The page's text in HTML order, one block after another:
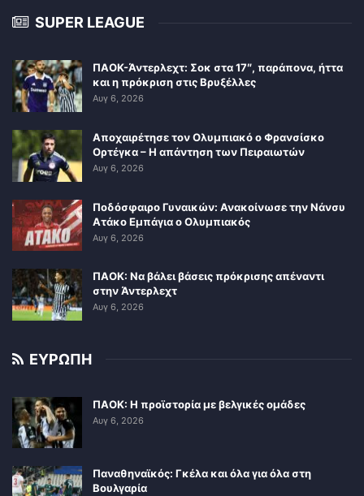
SUPER LEAGUE
ΠΑΟΚ-Άντερλεχτ: Σοκ στα 17″, παράπονα, ήττα
και η πρόκριση στις Βρυξέλλες
Αυγ 6, 2026
Αποχαιρέτησε τον Ολυμπιακό ο Φρανσίσκο
Ορτέγκα – Η απάντηση των Πειραιωτών
Αυγ 6, 2026
Ποδόσφαιρο Γυναικών: Ανακοίνωσε την Νάνσυ
Ατάκο Εμπάγια ο Ολυμπιακός
Αυγ 6, 2026
ΠΑΟΚ: Να βάλει βάσεις πρόκρισης απέναντι
στην Άντερλεχτ
Αυγ 6, 2026
ΕΥΡΩΠΗ
ΠΑΟΚ: Η προϊστορία με βελγικές ομάδες
Αυγ 6, 2026
Παναθηναϊκός: Γκέλα και όλα για όλα στη
Βουλγαρία